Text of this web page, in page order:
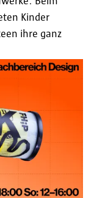
Kinder
ihre ganz